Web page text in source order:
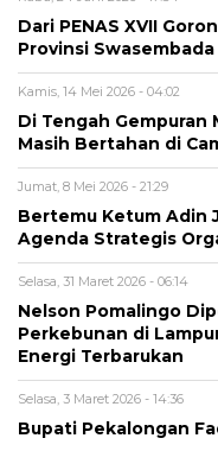
Dari PENAS XVII
Provinsi Swasembada
Kamis, 14 Mei 2026 - 04:02
Di Tengah Gempuran
Masih Bertahan di
Jumat, 8 Mei 2026 - 21:29
Bertemu Ketum Adin
Agenda Strategis
Selasa, 31 Maret 2026 - 06:14
Nelson Pomalingo
Perkebunan di
Energi Terbarukan
Selasa, 3 Maret 2026 - 14:36
Bupati Pekalongan